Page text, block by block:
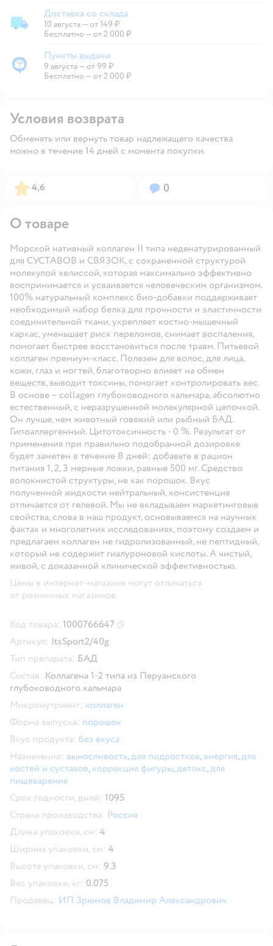
Доставка со склада
Доставка со склада
10 августа—от 149 ₽
Бесплатно — от 2 000 ₽
Пункты выдачи
Пункты выдачи
9 августа—от 99 ₽
Бесплатно — от 2 000 ₽
Условия возврата
Обменять или вернуть товар надлежащего качества
можно в течение 14 дней с момента покупки.
Рейтинг:
4,6 Вопросов:
0
О товаре
Морской нативный коллаген II типа неденатурированный
для СУСТАВОВ и СВЯЗОК, с сохраненной структурой
молекулой хелиссой, которая максимально эффективно
воспринимается и усваивается человеческим организмом.
100% натуральный комплекс био-добавки поддерживает
необходимый набор белка для прочности и эластичности
соединительной ткани, укрепляет костно-мышечный
каркас, уменьшает риск переломов, снимает воспаления,
помогает быстрее восстановиться после травм. Питьевой
коллаген премиум-класс. Полезен для волос, для лица,
кожи, глаз и ногтей, благотворно влияет на обмен
веществ, выводит токсины, помогает контролировать вес.
В основе – collagen глубоководного кальмара, абсолютно
естественный, с неразрушенной молекулярной цепочкой.
Он лучше, чем животный говяжий или рыбный БАД.
Гипоаллергенный. Цитотоксичность - 0 %. Результат от
применения при правильно подобранной дозировке
будет заметен в течение 8 дней: добавьте в рацион
питания 1, 2, 3 мерные ложки, равные 500 мг. Средство
волокнистой структуры, не как порошок. Вкус
полученной жидкости нейтральный, консистенция
отличается от гелевой. Мы не вкладываем маркетинговые
свойства, слова в наш продукт, основываемся на научных
фактах и многолетних исследованиях, поэтому создаем и
предлагаем коллаген не гидролизованный, не пептидный,
который не содержит гиалуроновой кислоты. А чистый,
живой, с доказанной клинической эффективностью.
Цены в интернет-магазине могут отличаться
от розничных магазинов.
Код товара: 1000766647
Артикул: ItsSport2/40g
Тип препарата: БАД
Состав: Коллагена 1-2 типа из Перуанского
глубоководного кальмара
Микронутриент: коллаген
Форма выпуска: порошок
Вкус продукта: без вкуса
Назначение: выносливость,для подростков,энергия,для
костей и суставов, коррекция фигуры,детокс,для
пищеварения
Срок годности, дней: 1095
Страна производства: Россия
Длина упаковки, см: 4
Ширина упаковки, см: 4
Высота упаковки, см: 9.3
Вес упаковки, кг: 0.075
Продавец: ИП Зрюмов Владимир Александрович